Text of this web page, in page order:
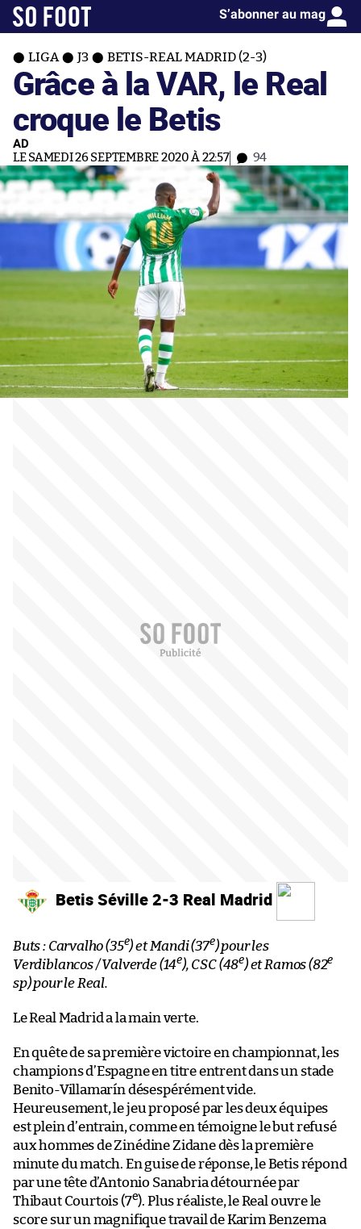
S’abonner au mag
LIGA J3 BETIS-REAL MADRID (2-3)
Grâce à la VAR, le Real
croque le Betis
AD
LE SAMEDI 26 SEPTEMBRE 2020 À 22:57 94
Betis Séville 2-3 Real Madrid
Buts : Carvalho (35e) et Mandi (37e) pour les
Verdiblancos / Valverde (14e), CSC (48e) et Ramos (82e
sp) pour le Real.
Le Real Madrid a la main verte.
En quête de sa première victoire en championnat, les
champions d’Espagne en titre entrent dans un stade
Benito-Villamarín désespérément vide.
Heureusement, le jeu proposé par les deux équipes
est plein d’entrain, comme en témoigne le but refusé
aux hommes de Zinédine Zidane dès la première
minute du match. En guise de réponse, le Betis répond
par une tête d’Antonio Sanabria détournée par
Thibaut Courtois (7e). Plus réaliste, le Real ouvre le
score sur un magnifique travail de Karim Benzema